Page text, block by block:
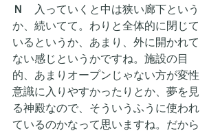
Ｎ
入っていくと中は狭い廊下という
か、続いてて。わりと全体的に閉じて
いるというか、あまり、外に開かれて
ない感じというかですね。施設の目
的、あまりオープンじゃない方が変性
意識に入りやすかったりとか、夢を見
る神殿なので、そういうふうに使われ
ているのかなって思いますね。だから